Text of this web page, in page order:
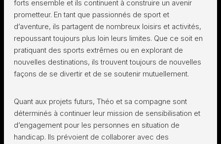
forts ensemble et ils continuent à construire un avenir
prometteur. En tant que passionnés de sport et
d’aventure, ils partagent de nombreux loisirs et activités,
repoussant toujours plus loin leurs limites. Que ce soit en
pratiquant des sports extrêmes ou en explorant de
nouvelles destinations, ils trouvent toujours de nouvelles
façons de se divertir et de se soutenir mutuellement.
Quant aux projets futurs, Théo et sa compagne sont
déterminés à continuer leur mission de sensibilisation et
d’engagement pour les personnes en situation de
handicap. Ils prévoient de collaborer avec des